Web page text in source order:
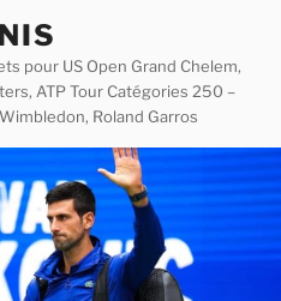
pour US Open Grand Chelem,
ATP Tour Catégories 250 –
Roland Garros